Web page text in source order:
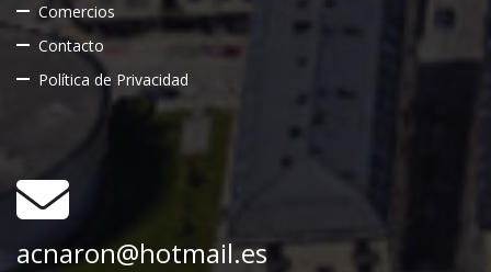
Comercios
Contacto
Política de Privacidad
acnaron@hotmail.es